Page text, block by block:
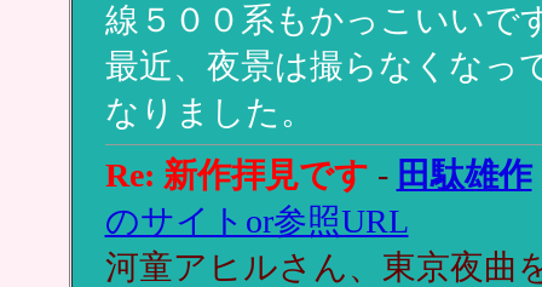
線５００系もかっこいいで
最近、夜景は撮らなくなっ
なりました。
Re: 新作拝見です - 田駄雄作
のサイトor参照URL
河童アヒルさん、東京夜曲